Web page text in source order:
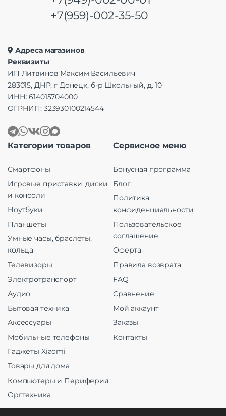
+7(959)-002-35-50
Адреса магазинов
Реквизиты
ИП Литвинов Максим Васильевич
283015, ДНР, г Донецк, б-р Школьный, д. 10
ИНН: 614015704000
ОГРНИП: 323930100214544
Категории товаров
Смартфоны
Игровые приставки, диски
и консоли
Ноутбуки
Планшеты
Умные часы, браслеты,
кольца
Телевизоры
Электротранспорт
Аудио
Бытовая техника
Аксессуары
Мобильные телефоны
Гаджеты Xiaomi
Товары для дома
Компьютеры и Периферия
Оргтехника
Сервисное меню
Бонусная программа
Блог
Политика
конфиденциальности
Пользовательское
соглашение
Оферта
Правила возврата
FAQ
Сравнение
Мой аккаунт
Заказы
Контакты